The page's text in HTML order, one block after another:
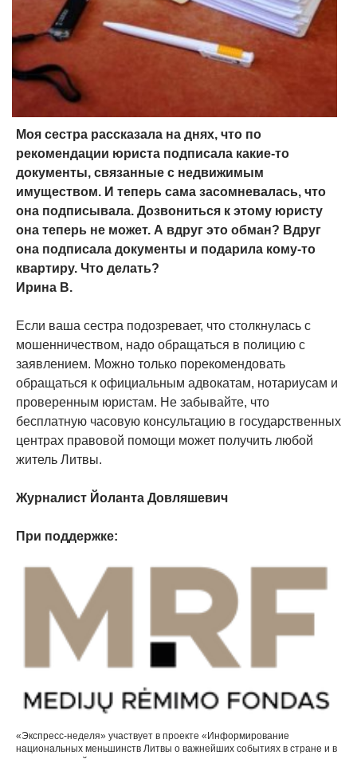
Моя сестра рассказала на днях, что по
рекомендации юриста подписала какие-то
документы, связанные с недвижимым
имуществом. И теперь сама засомневалась, что
она подписывала. Дозвониться к этому юристу
она теперь не может. А вдруг это обман? Вдруг
она подписала документы и подарила кому-то
квартиру. Что делать?
Ирина В.
Если ваша сестра подозревает, что столкнулась с
мошенничеством, надо обращаться в полицию с
заявлением. Можно только порекомендовать
обращаться к официальным адвокатам, нотариусам и
проверенным юристам. Не забывайте, что
бесплатную часовую консультацию в государственных
центрах правовой помощи может получить любой
житель Литвы.
Журналист Йоланта Довляшевич
При поддержке:
«Экспресс-неделя» участвует в проекте «Информирование
национальных меньшинств Литвы о важнейших событиях в стране и в